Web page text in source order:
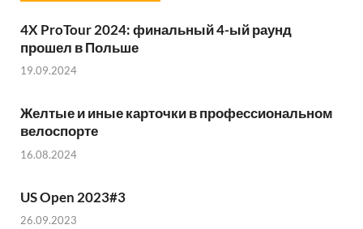
4X ProTour 2024: финальный 4-ый раунд
прошел в Польше
19.09.2024
Желтые и иные карточки в профессиональном
велоспорте
16.08.2024
US Open 2023#3
26.09.2023